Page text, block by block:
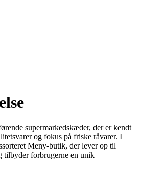
supermarkedskæder, der er kendt
og fokus på friske råvarer. I
Meny-butik, der lever op til
tilbyder forbrugerne en unik